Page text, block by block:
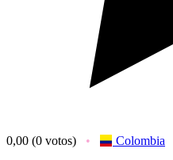
0,00 (0 votos)
Colombia